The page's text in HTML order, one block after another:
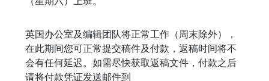
英国办公室及编辑团队将正常工作（周末除外），
在此期间您可正常提交稿件及付款，返稿时间将不
会有任何延迟。如需尽快获取返稿文件，付款之后
请将付款凭证发送邮件到